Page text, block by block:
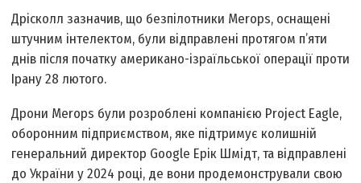
Дрісколл зазначив, що безпілотники Merops, оснащені
штучним інтелектом, були відправлені протягом п’яти
днів після початку американо-ізраїльської операції проти
Ірану 28 лютого.
Дрони Merops були розроблені компанією Project Eagle,
оборонним підприємством, яке підтримує колишній
генеральний директор Google Ерік Шмідт, та відправлені
до України у 2024 році, де вони продемонстрували свою